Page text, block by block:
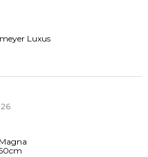
Luxus